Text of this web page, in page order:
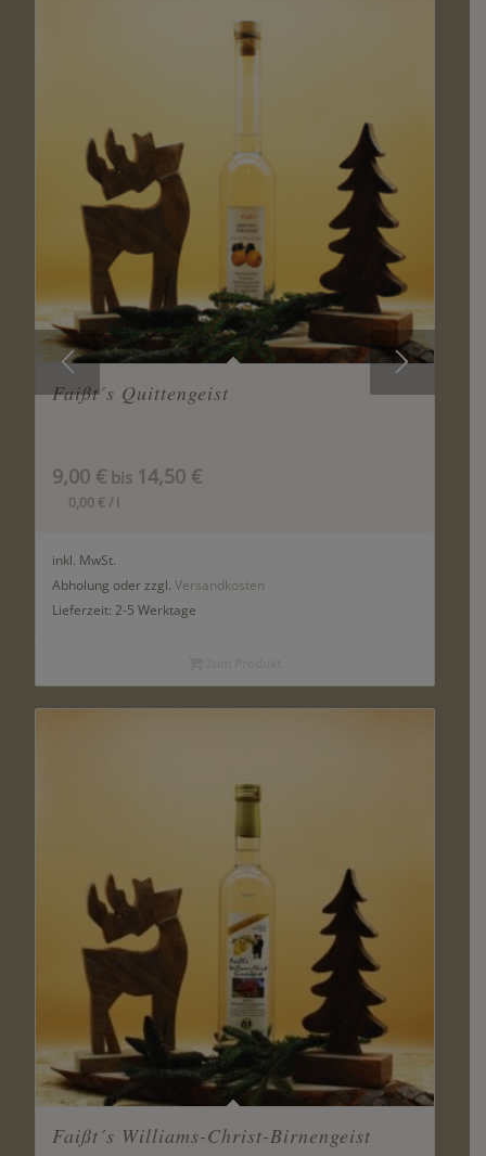
Faißt´s Quittengeist
9,00 €bis 14,50 €
0,00€/ l
inkl. MwSt.
Abholung oder zzgl.Versandkosten
Lieferzeit:2-5 Werktage
Faißt´s Williams-Christ-Birnengeist